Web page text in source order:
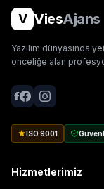
V ViesAjans
Yazılım dünyasında
önceliğe alan
ISO 9001
Hizmetlerimiz